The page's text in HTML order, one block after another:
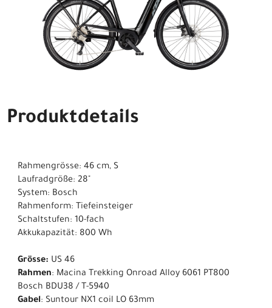
Produktdetails
Rahmengrösse: 46 cm, S
Laufradgröße: 28"
System: Bosch
Rahmenform: Tiefeinsteiger
Schaltstufen: 10-fach
Akkukapazität: 800 Wh
Grösse: US 46
Rahmen: Macina Trekking Onroad Alloy 6061 PT800
Bosch BDU38 / T-5940
Gabel: Suntour NX1 coil LO 63mm